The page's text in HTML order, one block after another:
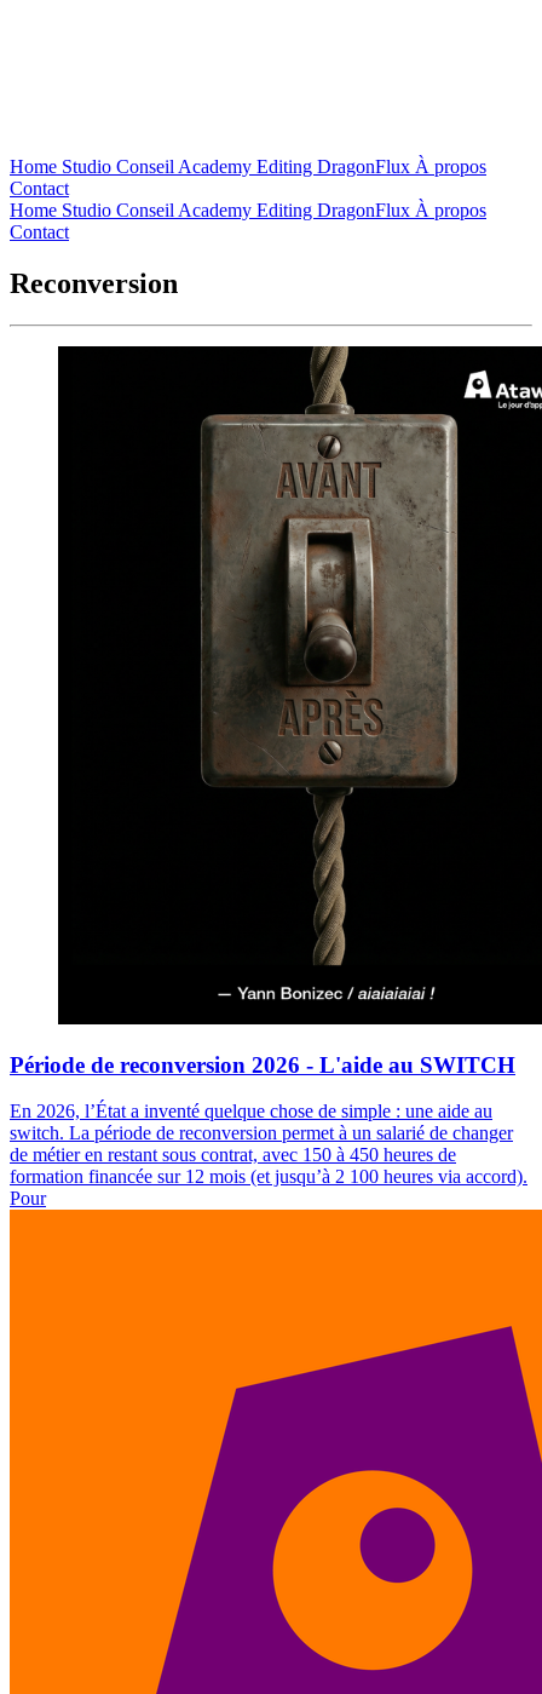
Home Studio Conseil Academy Editing DragonFlux À propos
Contact
Home Studio Conseil Academy Editing DragonFlux À propos
Contact
Reconversion
Période de reconversion 2026 - L'aide au SWITCH
En 2026, l’État a inventé quelque chose de simple : une aide au
switch. La période de reconversion permet à un salarié de changer
de métier en restant sous contrat, avec 150 à 450 heures de
formation financée sur 12 mois (et jusqu’à 2 100 heures via accord).
Pour